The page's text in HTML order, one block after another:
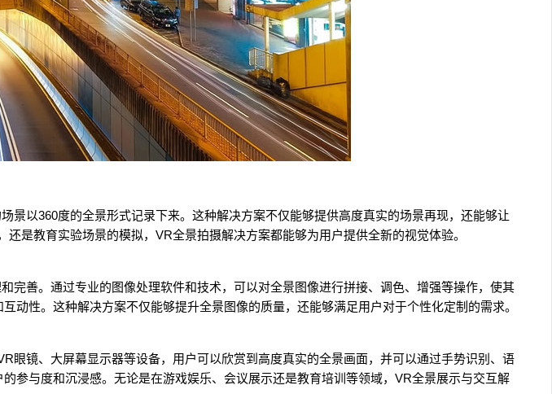
以360度的全景形式记录下来。这种解决方案不仅能够提供高度真实的场景再现，还能够让
是教育实验场景的模拟，VR全景拍摄解决方案都能够为用户提供全新的视觉体验。
善。通过专业的图像处理软件和技术，可以对全景图像进行拼接、调色、增强等操作，使其
性。这种解决方案不仅能够提升全景图像的质量，还能够满足用户对于个性化定制的需求。
镜、大屏幕显示器等设备，用户可以欣赏到高度真实的全景画面，并可以通过手势识别、语
参与度和沉浸感。无论是在游戏娱乐、会议展示还是教育培训等领域，VR全景展示与交互解